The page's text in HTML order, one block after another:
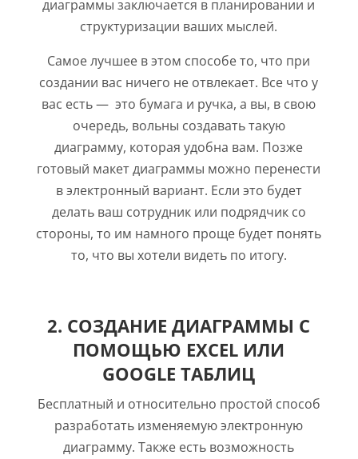
диаграммы заключается в планировании и
структуризации ваших мыслей.
Самое лучшее в этом способе то, что при
создании вас ничего не отвлекает. Все что у
вас есть — это бумага и ручка, а вы, в свою
очередь, вольны создавать такую
диаграмму, которая удобна вам. Позже
готовый макет диаграммы можно перенести
в электронный вариант. Если это будет
делать ваш сотрудник или подрядчик со
стороны, то им намного проще будет понять
то, что вы хотели видеть по итогу.
2. СОЗДАНИЕ ДИАГРАММЫ С
ПОМОЩЬЮ EXCEL ИЛИ
GOOGLE ТАБЛИЦ
Бесплатный и относительно простой способ
разработать изменяемую электронную
диаграмму. Также есть возможность